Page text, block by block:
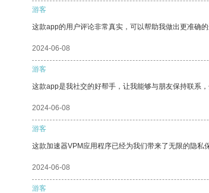
游客
这款app的用户评论非常真实，可以帮助我做出更准确的
2024-06-08
游客
这款app是我社交的好帮手，让我能够与朋友保持联系，
2024-06-08
游客
这款加速器VPM应用程序已经为我们带来了无限的隐私
2024-06-08
游客